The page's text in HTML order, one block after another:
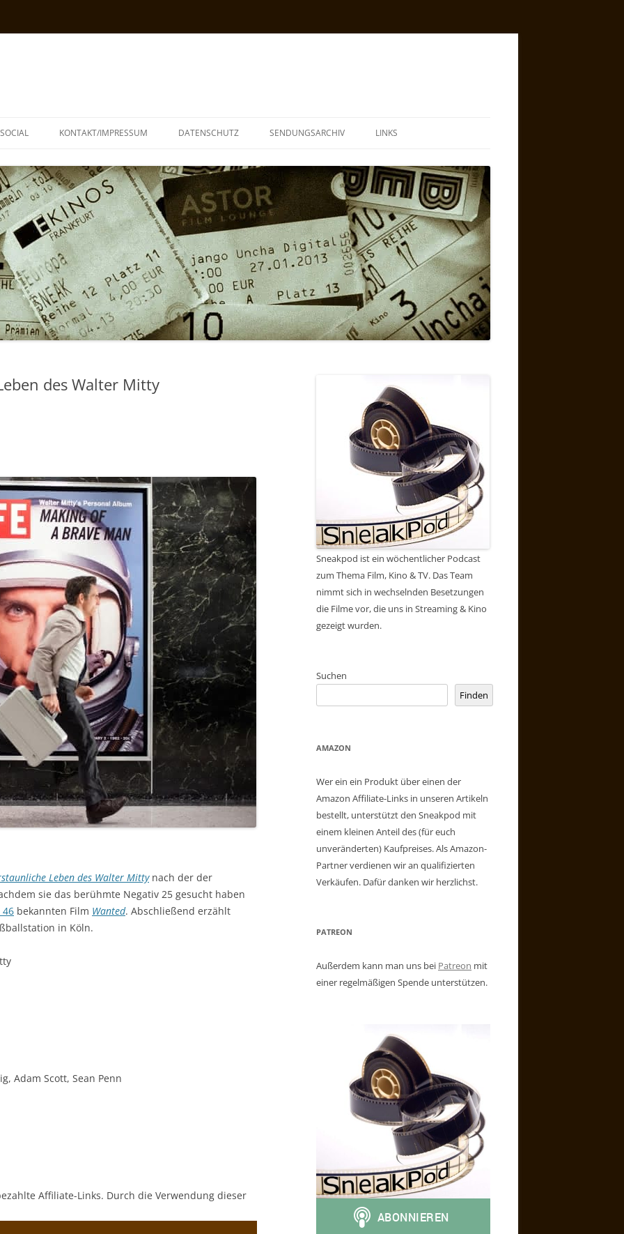
SOCIAL KONTAKT/IMPRESSUM DATENSCHUTZ SENDUNGSARCHIV LINKS
des Walter Mitty
Leben des Walter Mittynach der der
sie das berühmte Negativ 25 gesucht haben
46 bekannten Film Wanted. Abschließend erzählt
in Köln.
Adam Scott, Sean Penn
Affiliate-Links. Durch die Verwendung dieser
Sneakpod ist ein wöchentlicher Podcast
zum Thema Film, Kino & TV. Das Team
nimmt sich in wechselnden Besetzungen
die Filme vor, die uns in Streaming & Kino
gezeigt wurden.
Suchen
Finden
AMAZON
Wer ein ein Produkt über einen der
Amazon Affiliate-Links in unseren Artikeln
bestellt, unterstützt den Sneakpod mit
einem kleinen Anteil des (für euch
unveränderten) Kaufpreises. Als Amazon-
Partner verdienen wir an qualifizierten
Verkäufen. Dafür danken wir herzlichst.
PATREON
Außerdem kann man uns bei Patreon mit
einer regelmäßigen Spende unterstützen.